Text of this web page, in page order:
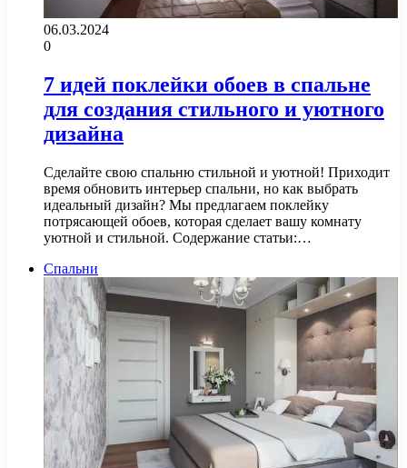
06.03.2024
0
7 идей поклейки обоев в спальне
для создания стильного и уютного
дизайна
Сделайте свою спальню стильной и уютной! Приходит
время обновить интерьер спальни, но как выбрать
идеальный дизайн? Мы предлагаем поклейку
потрясающей обоев, которая сделает вашу комнату
уютной и стильной. Содержание статьи:…
Спальни